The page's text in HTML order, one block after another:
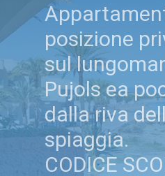
posizione
sul
Pujols ea
dalla riva
spiaggia.
CODICE